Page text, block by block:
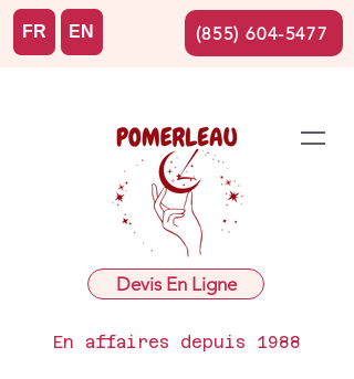
Devis En Ligne
En affaires depuis 1988
FR EN (855) 604-5477